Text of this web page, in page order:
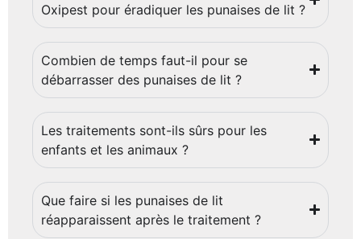
Oxipest pour éradiquer les punaises de lit ?
Combien de temps faut-il pour se
débarrasser des punaises de lit ?
Les traitements sont-ils sûrs pour les
enfants et les animaux ?
Que faire si les punaises de lit
réapparaissent après le traitement ?